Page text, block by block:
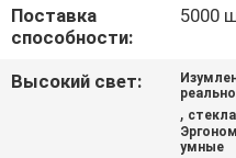
SHOPPING
Поставка
способности:
5000
Высокий свет:
,
умные